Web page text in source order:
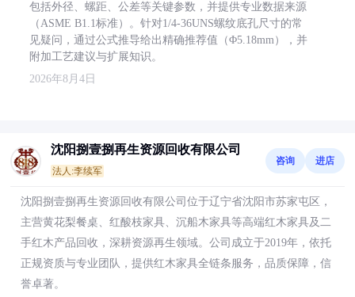
包括外径、螺距、公差等关键参数，并提供专业数据来源
（ASME B1.1标准）。针对1/4-36UNS螺纹底孔尺寸的常
见疑问，通过公式推导给出精确推荐值（Φ5.18mm），并
附加工艺建议与扩展知识。
2026年8月4日
沈阳捌壹捌再生资源回收有限公司
法人:李续军
咨询 进店
沈阳捌壹捌再生资源回收有限公司位于辽宁省沈阳市苏家屯区，
主营黄花梨餐桌、红酸枝家具、沉船木家具等高端红木家具及二
手红木产品回收，深耕资源再生领域。公司成立于2019年，依托
正规资质与专业团队，提供红木家具全链条服务，品质保障，信
誉卓著。